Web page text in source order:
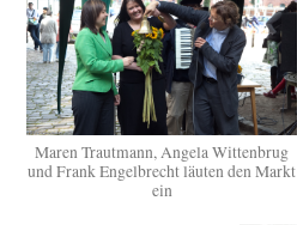
Maren Trautmann, Angela Wittenbrug
und Frank Engelbrecht läuten den Markt
ein